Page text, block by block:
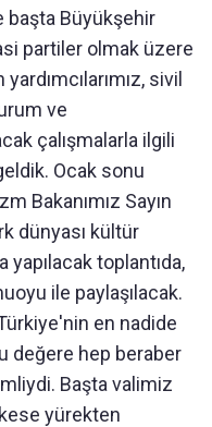
başta Büyükşehir
partiler olmak üzere
sivil
ve
çalışmalarla ilgili
Ocak sonu
Bakanımız Sayın
dünyası kültür
yapılacak toplantıda,
ile paylaşılacak.
en nadide
değere hep beraber
Başta valimiz
yürekten